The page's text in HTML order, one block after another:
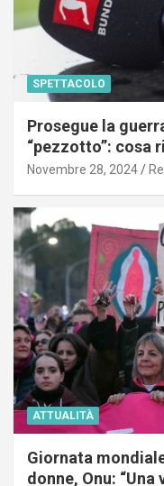
SPETTACOLO
Prosegue la
“pezzotto”: cosa
Novembre 28, 2024
ATTUALITÀ
Giornata
donne, Onu: